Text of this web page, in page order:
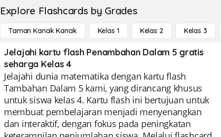
Explore Flashcards by Grades
Taman Kanak Kanak Kelas 1 Kelas 2 Kelas 3
Jelajahi kartu flash Penambahan Dalam 5 gratis
seharga Kelas 4
Jelajahi dunia matematika dengan kartu flash
Tambahan Dalam 5 kami, yang dirancang khusus
untuk siswa kelas 4. Kartu flash ini bertujuan untuk
membuat pembelajaran menjadi menyenangkan
dan interaktif, dengan fokus pada peningkatan